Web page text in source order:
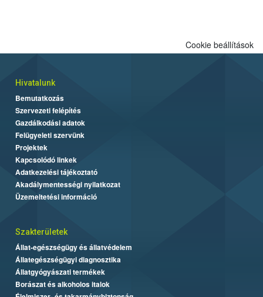
Cookie beállítások
Hivatalunk
Bemutatkozás
Szervezeti felépítés
Gazdálkodási adatok
Felügyeleti szervünk
Projektek
Kapcsolódó linkek
Adatkezelési tájékoztató
Akadálymentességi nyilatkozat
Üzemeltetési információ
Szakterületek
Állat-egészségügy és állatvédelem
Állategészségügyi diagnosztika
Állatgyógyászati termékek
Borászat és alkoholos italok